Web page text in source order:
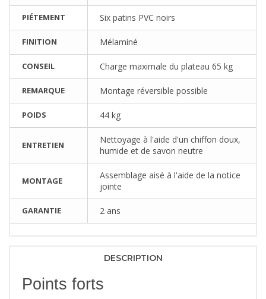
PIÉTEMENT Six patins PVC noirs
FINITION Mélaminé
CONSEIL Charge maximale du plateau 65 kg
REMARQUE Montage réversible possible
POIDS 44 kg
ENTRETIEN
Nettoyage à l'aide d'un chiffon doux,
humide et de savon neutre
MONTAGE
Assemblage aisé à l'aide de la notice
jointe
GARANTIE 2 ans
DESCRIPTION
Points forts